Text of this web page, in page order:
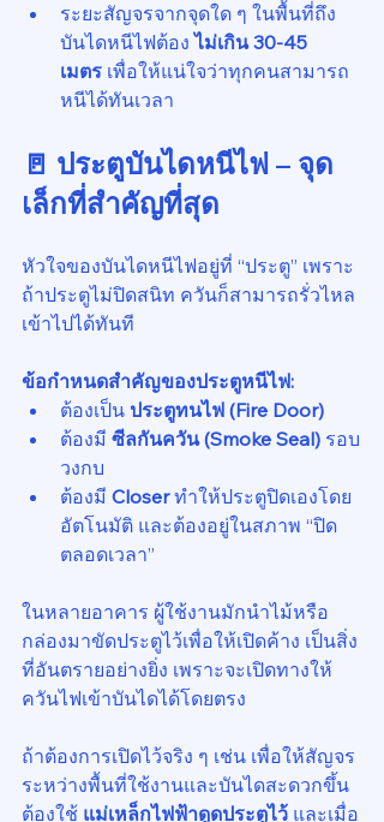
ระยะสัญจรจากจุดใด ๆ ในพื้นที่ถึง
บันไดหนีไฟต้อง ไม่เกิน 30-45
เมตร เพื่อให้แน่ใจว่าทุกคนสามารถ
หนีได้ทันเวลา
🚪 ประตูบันไดหนีไฟ – จุด
เล็กที่สำคัญที่สุด
หัวใจของบันไดหนีไฟอยู่ที่ “ประตู” เพราะ
ถ้าประตูไม่ปิดสนิท ควันก็สามารถรั่วไหล
เข้าไปได้ทันที
ข้อกำหนดสำคัญของประตูหนีไฟ:
ต้องเป็น ประตูทนไฟ (Fire Door)
ต้องมี ซีลกันควัน (Smoke Seal) รอบ
วงกบ
ต้องมี Closer ทำให้ประตูปิดเองโดย
อัตโนมัติ และต้องอยู่ในสภาพ “ปิด
ตลอดเวลา”
ในหลายอาคาร ผู้ใช้งานมักนำไม้หรือ
กล่องมาขัดประตูไว้เพื่อให้เปิดค้าง เป็นสิ่ง
ที่อันตรายอย่างยิ่ง เพราะจะเปิดทางให้
ควันไฟเข้าบันไดได้โดยตรง
ถ้าต้องการเปิดไว้จริง ๆ เช่น เพื่อให้สัญจร
ระหว่างพื้นที่ใช้งานและบันไดสะดวกขึ้น
ต้องใช้ แม่เหล็กไฟฟ้าดูดประตูไว้ และเมื่อ